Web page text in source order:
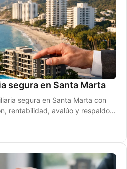
segura en Santa Marta
segura en Santa Marta con
rentabilidad, avalúo y respaldo